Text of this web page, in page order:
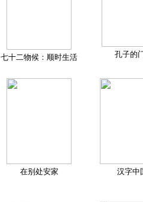
七十二物候：顺时生活 孔子的
在别处安家 汉字中